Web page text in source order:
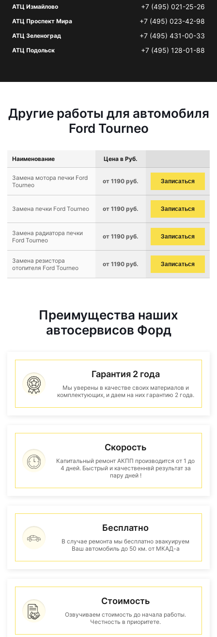
АТЦ Измайлово +7 (495) 021-25-26
АТЦ Проспект Мира +7 (495) 023-42-98
АТЦ Зеленоград +7 (495) 431-00-33
АТЦ Подольск +7 (495) 128-01-88
Другие работы для автомобиля
Ford Tourneo
Наименование Цена в Руб.
Замена мотора печки Ford
Tourneo
от 1190 руб. Записаться
Замена печки Ford Tourneo от 1190 руб. Записаться
Замена радиатора печки
Ford Tourneo
от 1190 руб. Записаться
Замена резистора
отопителя Ford Tourneo
от 1190 руб. Записаться
Преимущества наших
автосервисов Форд
Гарантия 2 года
Мы уверены в качестве своих материалов и
комплектующих, и даем на них гарантию 2 года.
Скорость
Капитальный ремонт АКПП производится от 1 до
4 дней. Быстрый и качественнвй результат за
пару дней !
Бесплатно
В случае ремонта мы бесплатно эвакуируем
Ваш автомобиль до 50 км. от МКАД-а
Стоимость
Озвучиваем стоимость до начала работы.
Честность в приоритете.